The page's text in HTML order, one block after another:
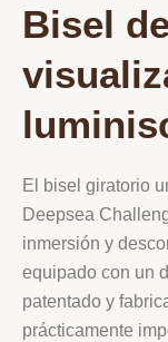
Bisel
El bisel giratorio
Deepsea
inmersión y
equipado con un
patentado y
prácticamente